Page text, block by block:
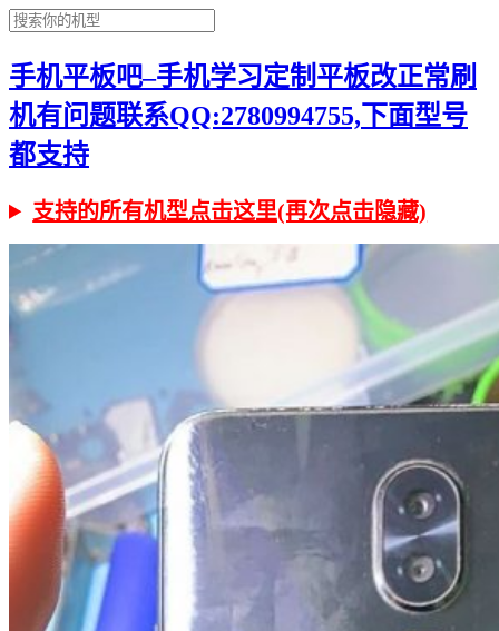
手机平板吧–手机学习定制平板改正常刷
机有问题联系QQ:2780994755,下面型号
都支持
支持的所有机型点击这里(再次点击隐藏)